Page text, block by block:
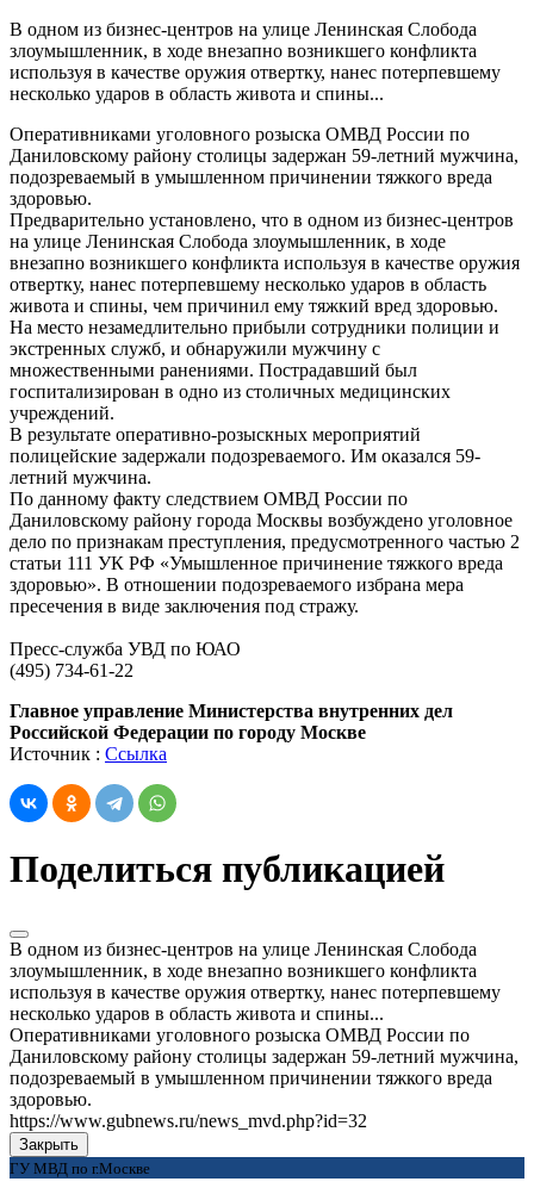
В одном из бизнес-центров на улице Ленинская Слобода
злоумышленник, в ходе внезапно возникшего конфликта
используя в качестве оружия отвертку, нанес потерпевшему
несколько ударов в область живота и спины...
Оперативниками уголовного розыска ОМВД России по
Даниловскому району столицы задержан 59-летний мужчина,
подозреваемый в умышленном причинении тяжкого вреда
здоровью.
Предварительно установлено, что в одном из бизнес-центров
на улице Ленинская Слобода злоумышленник, в ходе
внезапно возникшего конфликта используя в качестве оружия
отвертку, нанес потерпевшему несколько ударов в область
живота и спины, чем причинил ему тяжкий вред здоровью.
На место незамедлительно прибыли сотрудники полиции и
экстренных служб, и обнаружили мужчину с
множественными ранениями. Пострадавший был
госпитализирован в одно из столичных медицинских
учреждений.
В результате оперативно-розыскных мероприятий
полицейские задержали подозреваемого. Им оказался 59-
летний мужчина.
По данному факту следствием ОМВД России по
Даниловскому району города Москвы возбуждено уголовное
дело по признакам преступления, предусмотренного частью 2
статьи 111 УК РФ «Умышленное причинение тяжкого вреда
здоровью». В отношении подозреваемого избрана мера
пресечения в виде заключения под стражу.
Пресс-служба УВД по ЮАО
(495) 734-61-22
Главное управление Министерства внутренних дел
Российской Федерации по городу Москве
Источник : Ссылка
Поделиться публикацией
В одном из бизнес-центров на улице Ленинская Слобода
злоумышленник, в ходе внезапно возникшего конфликта
используя в качестве оружия отвертку, нанес потерпевшему
несколько ударов в область живота и спины...
Оперативниками уголовного розыска ОМВД России по
Даниловскому району столицы задержан 59-летний мужчина,
подозреваемый в умышленном причинении тяжкого вреда
здоровью.
https://www.gubnews.ru/news_mvd.php?id=32
Закрыть
ГУ МВД по г.Москве